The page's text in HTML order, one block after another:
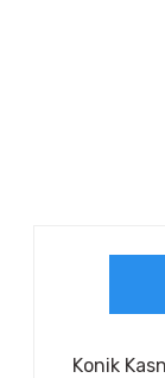
Konik